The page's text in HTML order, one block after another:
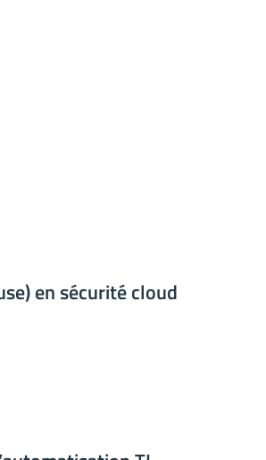
en sécurité cloud